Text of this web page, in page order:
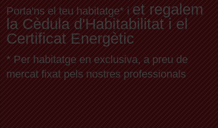
Porta'ns el teu habitatge* i et regalem
la Cèdula d'Habitabilitat i el
Certificat Energètic
* Per habitatge en exclusiva, a preu de
mercat fixat pels nostres professionals